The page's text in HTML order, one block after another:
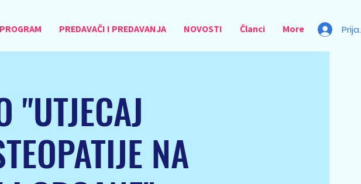
PREDAVAČI I PREDAVANJA NOVOSTI Članci More
NA